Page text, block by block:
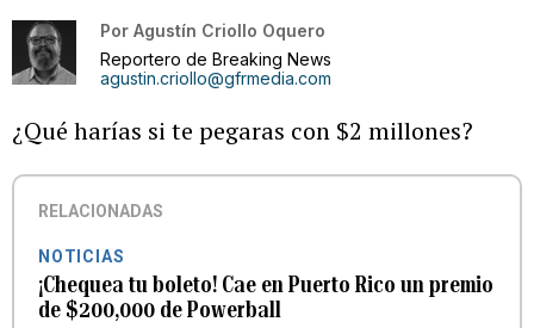
Por Agustín Criollo Oquero
Reportero de Breaking News
agustin.criollo@gfrmedia.com
¿Qué harías si te pegaras con $2 millones?
RELACIONADAS
NOTICIAS
¡Chequea tu boleto! Cae en Puerto Rico un premio
de $200,000 de Powerball